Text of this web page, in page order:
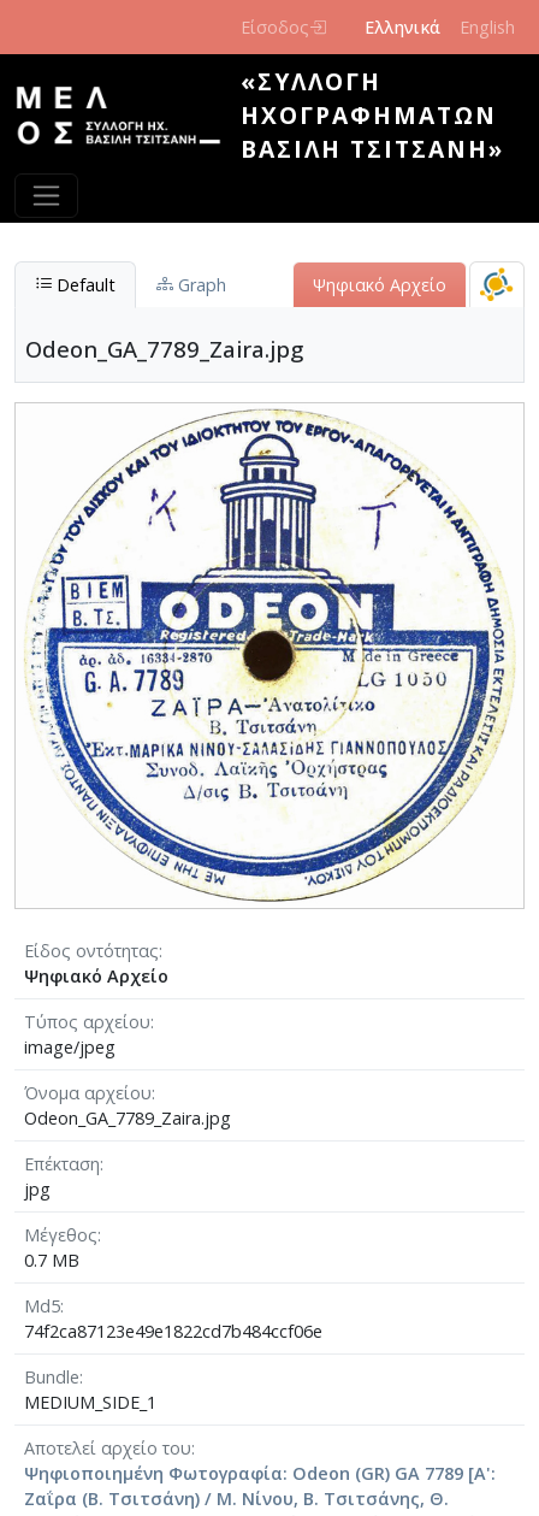
Είσοδος Ελληνικά English
«ΣΥΛΛΟΓΉ
ΗΧΟΓΡΑΦΗΜΆΤΩΝ
ΒΑΣΊΛΗ ΤΣΙΤΣΆΝΗ»
Default Graph Ψηφιακό Αρχείο
Odeon_GA_7789_Zaira.jpg
Είδος οντότητας
Ψηφιακό Αρχείο
Τύπος αρχείου
image/jpeg
Όνομα αρχείου
Odeon_GA_7789_Zaira.jpg
Επέκταση
jpg
Μέγεθος
0.7 MB
Md5
74f2ca87123e49e1822cd7b484ccf06e
Bundle
MEDIUM_SIDE_1
Αποτελεί αρχείο του
Ψηφιοποιημένη Φωτογραφία: Odeon (GR) GA 7789 [Α':
Ζαΐρα (Β. Τσιτσάνη) / Μ. Νίνου, Β. Τσιτσάνης, Θ.